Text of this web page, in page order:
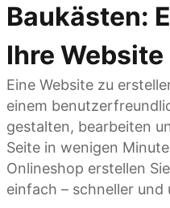
Baukästen:
Ihre
Eine Website zu
einem
gestalten, bearbeiten
Seite in wenigen
Onlineshop erstellen
einfach – schneller